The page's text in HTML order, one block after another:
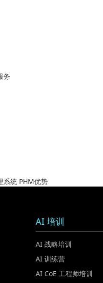
务
系统 PHM优势
AI 培训
AI 战略培训
AI 训练营
AI CoE 工程师培训